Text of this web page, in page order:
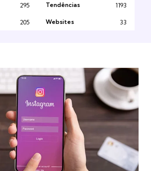
295 Tendências 1193
205 Websites 33